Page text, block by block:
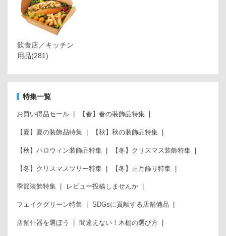
飲食店／キッチン
用品(281)
特集一覧
お買い得品セール 【春】春の装飾品特集
【夏】夏の装飾品特集 【秋】秋の装飾品特集
【秋】ハロウィン装飾品特集 【冬】クリスマス装飾特集
【冬】クリスマスツリー特集 【冬】正月飾り特集
季節装飾特集 レビュー投稿しませんか
フェイクグリーン特集 SDGsに貢献する店舗備品
店舗什器を選ぼう 間違えない！木棚の選び方